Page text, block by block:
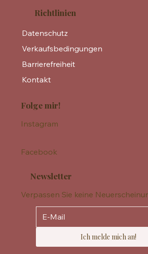
Richtlinien
Datenschutz
Verkaufsbedingungen
Barrierefreiheit
Kontakt
Folge mir!
Instagram
Facebook
Newsletter
Verpassen Sie keine
Ich melde mich an!